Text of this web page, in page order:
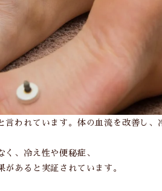
われています。体の血流を改善し、
、冷え性や便秘症、
あると実証されています。